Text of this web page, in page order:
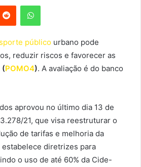
Reddit WhatsApp
público urbano pode
reduzir riscos e favorecer as
(POMO4). A avaliação é do banco
aprovou no último dia 13 de
21, que visa reestruturar o
de tarifas e melhoria da
diretrizes para
o uso de até 60% da Cide-